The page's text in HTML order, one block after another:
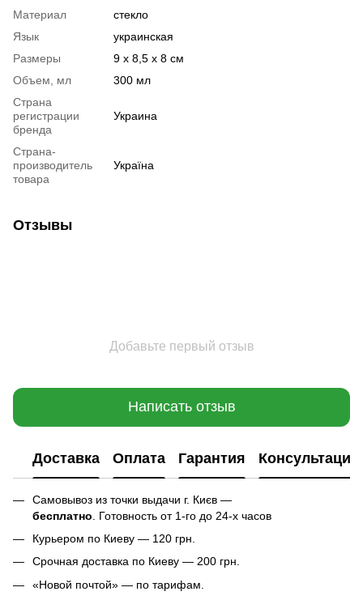
Материал
стекло
Язык
украинская
Размеры
9 х 8,5 х 8 см
Объем, мл
300 мл
Страна
регистрации
бренда
Украина
Страна-
производитель
товара
Україна
Отзывы
Добавьте первый отзыв
Написать отзыв
Доставка Оплата Гарантия Консультация
Самовывоз из точки выдачи г. Києв —
бесплатно . Готовность от 1-го до 24-х часов
Курьером по Киеву — 120 грн.
Срочная доставка по Киеву — 200 грн.
«Новой почтой» — по тарифам.